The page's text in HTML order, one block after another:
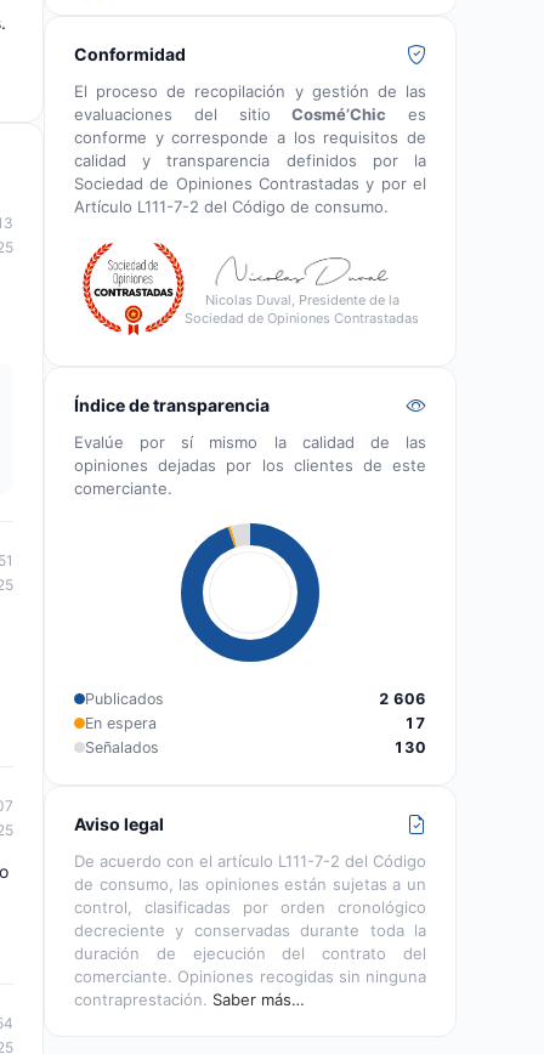
Conformidad
El proceso de recopilación y gestión de las
evaluaciones del sitioCosmé’Chic es
conforme y corresponde a los requisitos de
calidad y transparencia definidos por la
Sociedad de Opiniones Contrastadas y por el
Artículo L111-7-2 del Código de consumo.
Nicolas Duval, Presidente de la
Sociedad de Opiniones Contrastadas
Índice de transparencia
Evalúe por sí mismo la calidad de las
opiniones dejadas por los clientes de este
comerciante.
Publicados
2 606
En espera
17
Señalados
130
Aviso legal
De acuerdo con el artículo L111-7-2 del Código
de consumo, las opiniones están sujetas a un
control, clasificadas por orden cronológico
decreciente y conservadas durante toda la
duración de ejecución del contrato del
comerciante. Opiniones recogidas sin ninguna
contraprestación. Saber más…